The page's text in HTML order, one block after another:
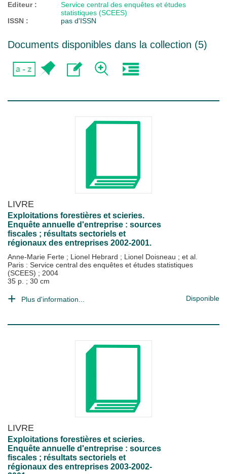
Editeur :
Service central des enquêtes et études
statistiques (SCEES)
ISSN :
pas d'ISSN
Documents disponibles dans la collection (5)
LIVRE
Exploitations forestières et scieries.
Enquête annuelle d'entreprise : sources
fiscales ; résultats sectoriels et
régionaux des entreprises 2002-2001.
Anne-Marie Ferte ; Lionel Hebrard ; Lionel Doisneau ; et al.
Paris : Service central des enquêtes et études statistiques
(SCEES) ; 2004
35 p. ; 30 cm
Plus d'information... Disponible
LIVRE
Exploitations forestières et scieries.
Enquête annuelle d'entreprise : sources
fiscales ; résultats sectoriels et
régionaux des entreprises 2003-2002-